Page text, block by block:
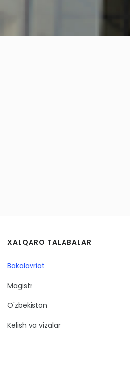
XALQARO TALABALAR
Bakalavriat
Magistr
O'zbekiston
Kelish va vizalar